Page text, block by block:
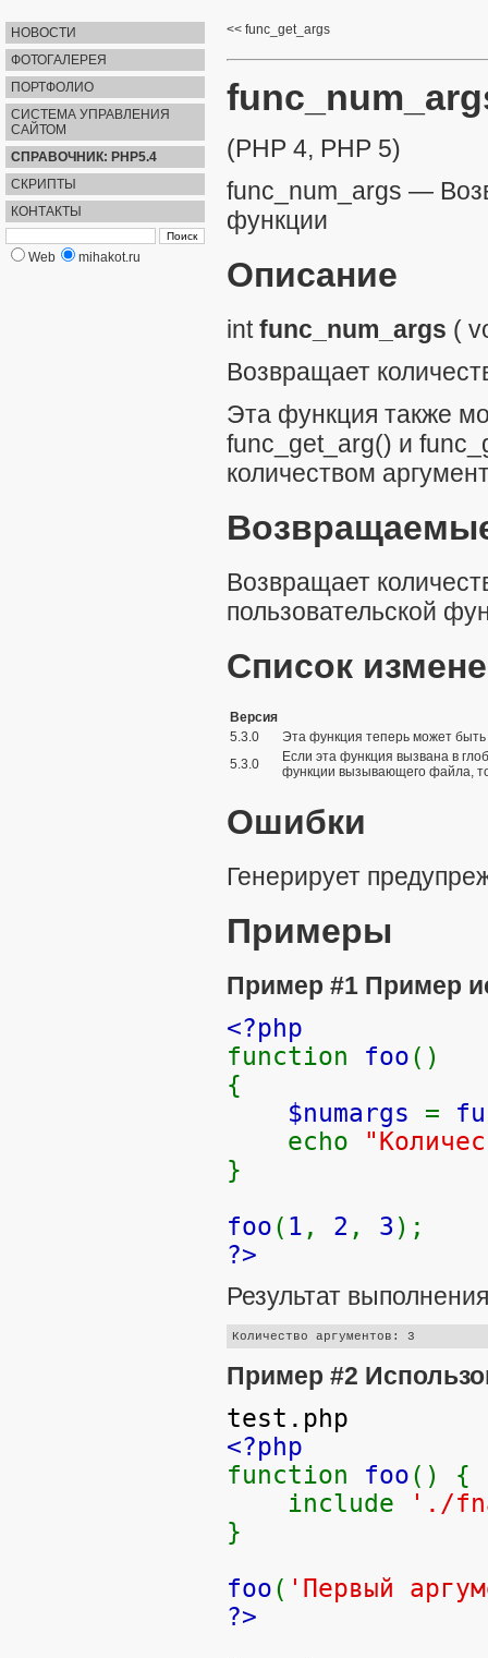
НОВОСТИ
ФОТОГАЛЕРЕЯ
ПОРТФОЛИО
СИСТЕМА УПРАВЛЕНИЯ
САЙТОМ
СПРАВОЧНИК: PHP5.4
СКРИПТЫ
КОНТАКТЫ
Web mihakot.ru
func_get_args
(PHP 4, PHP 5)
func_num_args —
функции
Описание
int func_num_args (
Возвращает
Эта функция также
func_get_arg() и
количеством
Возвращает
пользовательской
Список
Версия
5.3.0
Эта функция теперь может быть
5.3.0
Если эта функция вызвана в
функции вызывающего файла,
Ошибки
Генерирует
Примеры
Пример #1 Пример
<?php
function foo()
{
$numargs =
echo
}
foo( 1 , 2 , 3 );
?>
Результат
Пример #2
test.php
<?php
function foo() {
include
'./
}
foo( 'Первый
?>